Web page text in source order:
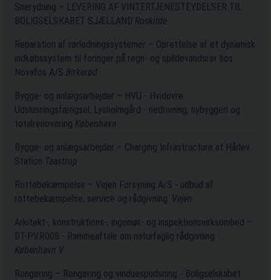
Snerydning – LEVERING AF VINTERTJENESTEYDELSER TIL
BOLIGSELSKABET SJÆLLAND Roskilde
Reparation af rørledningssystemer – Oprettelse af et dynamisk
indkøbssystem til foringer på regn- og spildevandsrør hos
Novafos A/S Birkerød
Bygge- og anlægsarbejder – HVU - Hvidovre
Udslusningsfængsel, Lysholmgård - nedrivning, nybyggeri og
totalrenovering København
Bygge- og anlægsarbejder – Charging Infrastructure at Hårlev
Station Taastrup
Rottebekæmpelse – Vejen Forsyning A/S - udbud af
rottebekæmpelse, service og rådgivning. Vejen
Arkitekt-, konstruktions-, ingeniør- og inspektionsvirksomhed –
DT-PV.R008 - Rammeaftale om naturfaglig rådgivning
København V
Rengøring – Rengøring og vinduespudsning - Boligselskabet